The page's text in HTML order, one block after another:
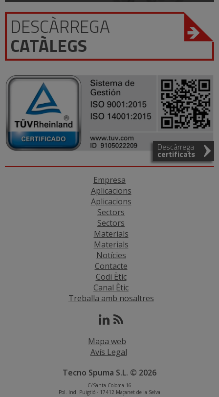
DESCÀRREGA
CATÀLEGS
Descàrrega
certificats
Empresa
Aplicacions
Aplicacions
Sectors
Sectors
Materials
Materials
Notícies
Contacte
Codi Ètic
Canal Ètic
Treballa amb nosaltres
Mapa web
Avís Legal
Tecno Spuma S.L. © 2026
C/Santa Coloma 16
Pol. Ind. Puigtió · 17412 Maçanet de la Selva